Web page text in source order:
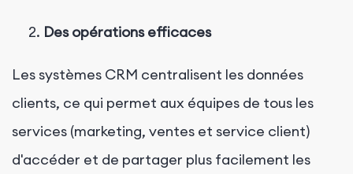
Des opérations efficaces
Les systèmes CRM centralisent les données
clients, ce qui permet aux équipes de tous les
services (marketing, ventes et service client)
d'accéder et de partager plus facilement les